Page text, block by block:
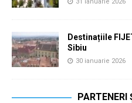
Destinațiile
Sibiu
30 ianuarie 2026
PARTENERI